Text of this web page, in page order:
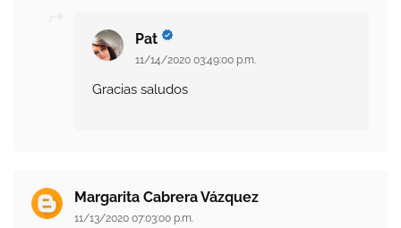
Pat
11/14/2020 03:49:00 p.m.
Gracias saludos
Margarita Cabrera Vázquez
11/13/2020 07:03:00 p.m.